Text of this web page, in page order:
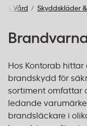
& Vård Skyddskläder
Hos Kontorab
brandskydd för
sortiment omfattar
ledande
brandsläckare i